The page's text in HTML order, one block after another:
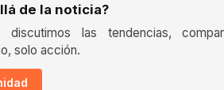
de la noticia?
discutimos las tendencias,
solo acción.